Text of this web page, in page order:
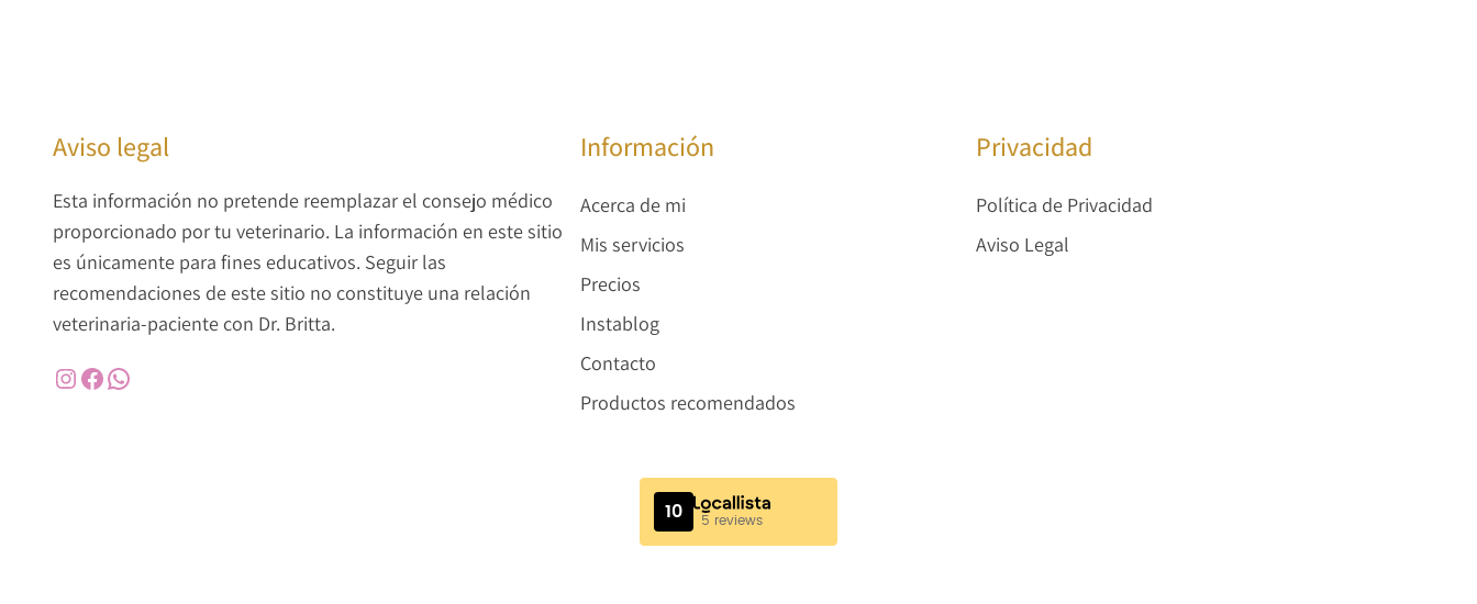
Aviso legal
Esta información no pretende reemplazar el consejo médico
proporcionado por tu veterinario. La información en este sitio
es únicamente para fines educativos. Seguir las
recomendaciones de este sitio no constituye una relación
veterinaria-paciente con Dr. Britta.
Instagram Facebook WhatsApp
Información
Acerca de mi
Mis servicios
Precios
Instablog
Contacto
Productos recomendados
Privacidad
Política de Privacidad
Aviso Legal